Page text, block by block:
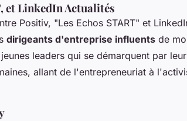
et LinkedIn Actualités
Positiv, "Les Echos START" et
dirigeants d'entreprise influents de
leaders qui se démarquent par
allant de l'entrepreneuriat à